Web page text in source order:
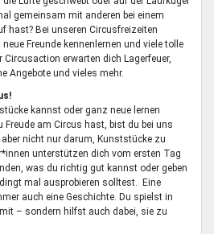
gemeinsam mit anderen bei einem
hast? Bei unseren Circusfreizeiten
Freunde kennenlernen und viele tolle
Circusaction erwarten dich Lagerfeuer,
Angebote und vieles mehr.
kannst oder ganz neue lernen
am Circus hast, bist du bei uns
nicht nur darum, Kunststücke zu
unterstützen dich vom ersten Tag
was du richtig gut kannst oder geben
mal ausprobieren solltest. Eine
auch eine Geschichte. Du spielst in
– sondern hilfst auch dabei, sie zu